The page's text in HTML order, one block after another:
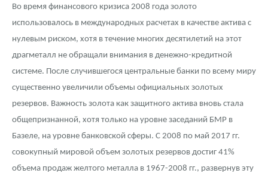
Во время финансового кризиса 2008 года золото
использовалось в международных расчетах в качестве актива с
нулевым риском, хотя в течение многих десятилетий на этот
драгметалл не обращали внимания в денежно-кредитной
системе. После случившегося центральные банки по всему миру
существенно увеличили объемы официальных золотых
резервов. Важность золота как защитного актива вновь стала
общепризнанной, хотя только на уровне заседаний БМР в
Базеле, на уровне банковской сферы. С 2008 по май 2017 гг.
совокупный мировой объем золотых резервов достиг 41%
объема продаж желтого металла в 1967-2008 гг., развернув эту